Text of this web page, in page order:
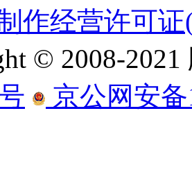
作经营许可证
© 2008-
京公网安备